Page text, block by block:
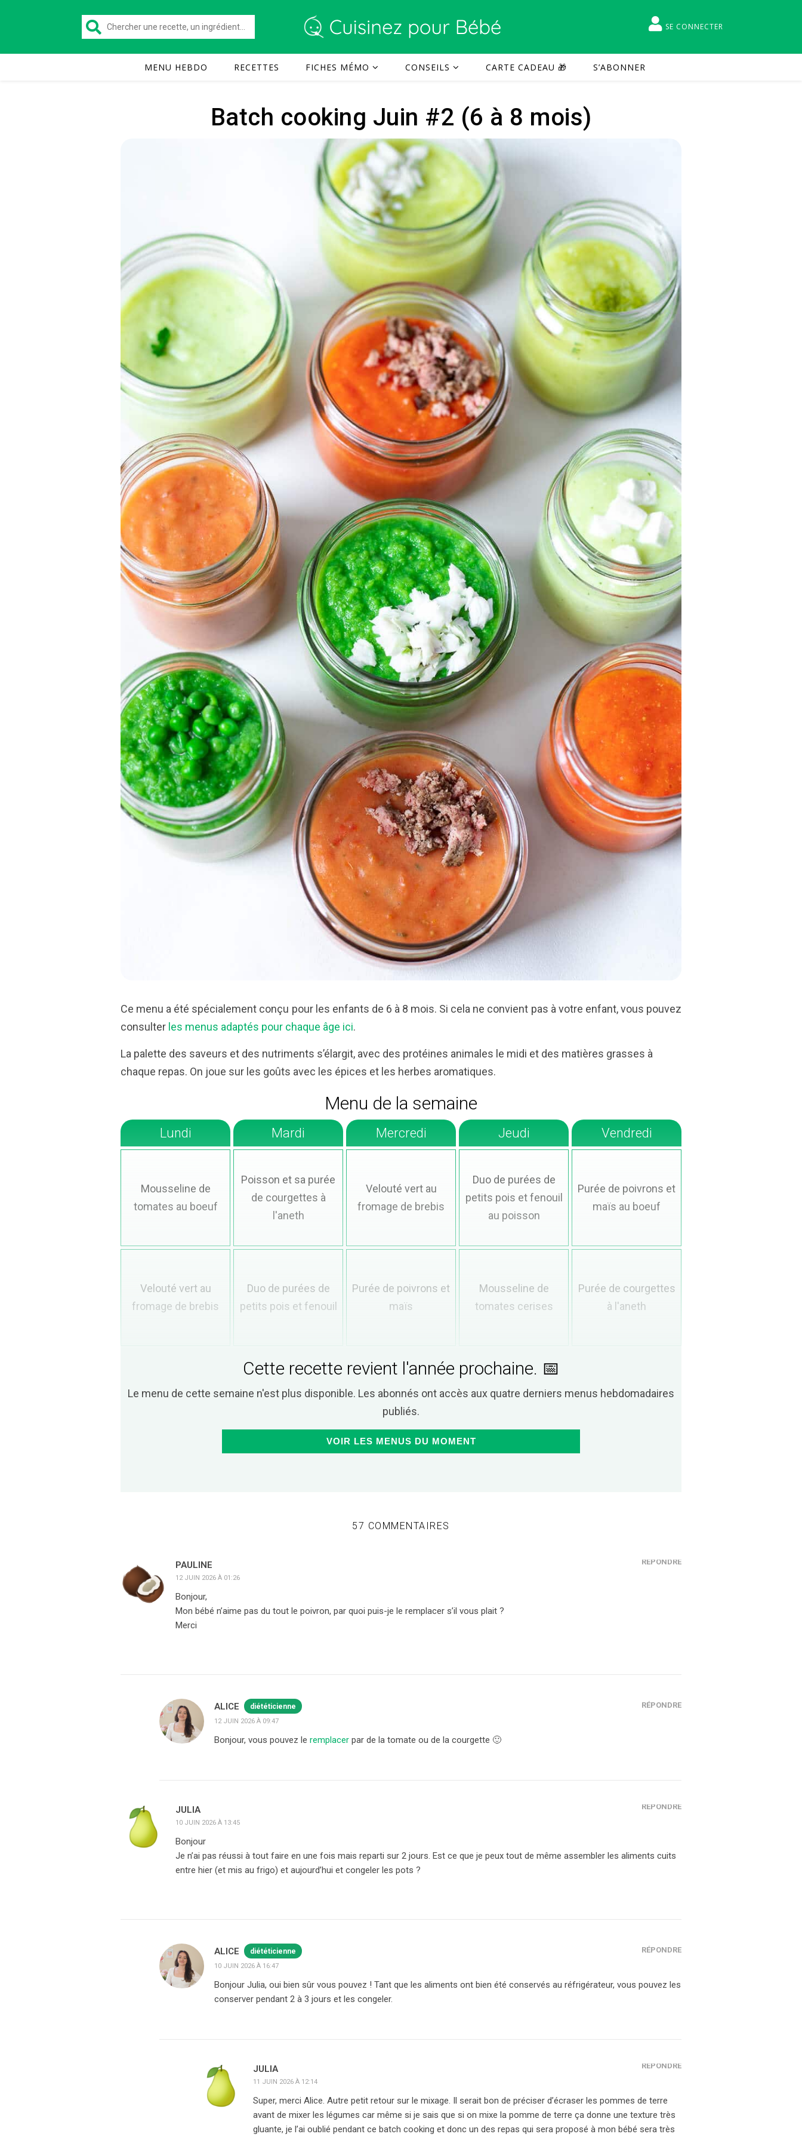
SE CONNECTER
MENU HEBDO RECETTES FICHES MÉMO CONSEILS CARTE CADEAU 🎁 S’ABONNER
Batch cooking Juin #2 (6 à 8 mois)
Ce menu a été spécialement conçu pour les enfants de 6 à 8 mois. Si cela ne convient pas à votre enfant, vous pouvez
consulter les menus adaptés pour chaque âge ici.
La palette des saveurs et des nutriments s’élargit, avec des protéines animales le midi et des matières grasses à
chaque repas. On joue sur les goûts avec les épices et les herbes aromatiques.
Menu de la semaine
Lundi
Mousseline de
tomates au boeuf
Velouté vert au
fromage de brebis
Mardi
Poisson et sa purée
de courgettes à
l'aneth
Duo de purées de
petits pois et fenouil
Mercredi
Velouté vert au
fromage de brebis
Purée de poivrons et
maïs
Jeudi
Duo de purées de
petits pois et fenouil
au poisson
Mousseline de
tomates cerises
Vendredi
Purée de poivrons et
maïs​ au boeuf
Purée de courgettes
à l'aneth
Cette recette revient l'année prochaine. 📅
Le menu de cette semaine n'est plus disponible. Les abonnés ont accès aux quatre derniers menus hebdomadaires
publiés.
VOIR LES MENUS DU MOMENT
57 COMMENTAIRES
PAULINE
12 JUIN 2026 À 01:26
RÉPONDRE
Bonjour,
Mon bébé n’aime pas du tout le poivron, par quoi puis-je le remplacer s’il vous plait ?
Merci
ALICE diététicienne
12 JUIN 2026 À 09:47
RÉPONDRE
Bonjour, vous pouvez le remplacer par de la tomate ou de la courgette 🙂
JULIA
10 JUIN 2026 À 13:45
RÉPONDRE
Bonjour
Je n’ai pas réussi à tout faire en une fois mais reparti sur 2 jours. Est ce que je peux tout de même assembler les aliments cuits
entre hier (et mis au frigo) et aujourd’hui et congeler les pots ?
ALICE diététicienne
10 JUIN 2026 À 16:47
RÉPONDRE
Bonjour Julia, oui bien sûr vous pouvez ! Tant que les aliments ont bien été conservés au réfrigérateur, vous pouvez les
conserver pendant 2 à 3 jours et les congeler.
JULIA
11 JUIN 2026 À 12:14
RÉPONDRE
Super, merci Alice. Autre petit retour sur le mixage. Il serait bon de préciser d’écraser les pommes de terre
avant de mixer les légumes car même si je sais que si on mixe la pomme de terre ça donne une texture très
gluante, je l’ai oublié pendant ce batch cooking et donc un des repas qui sera proposé à mon bébé sera très